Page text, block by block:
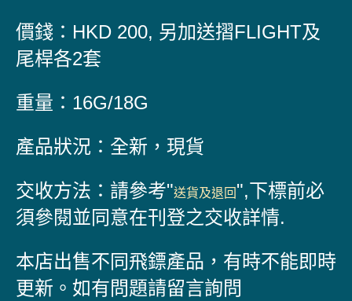
價錢：HKD 200, 另加送摺FLIGHT及
尾桿各2套
重量：16G/18G
產品狀況：全新，現貨
交收方法：請參考"送貨及退回 ",下標前必
須參閱並同意在刊登之交收詳情.
本店出售不同飛鏢產品，有時不能即時
更新。如有問題請留言詢問